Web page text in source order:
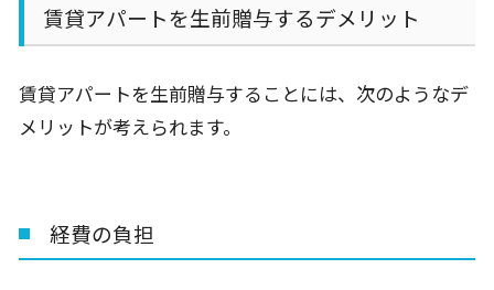
賃貸アパートを生前贈与するデメリット
賃貸アパートを生前贈与することには、次のようなデ
メリットが考えられます。
経費の負担